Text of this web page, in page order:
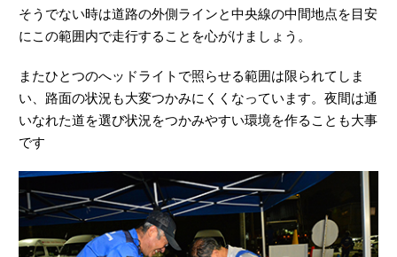
そうでない時は道路の外側ラインと中央線の中間地点を目安
にこの範囲内で走行することを心がけましょう。
またひとつのへッドライトで照らせる範囲は限られてしま
い、路面の状況も大変つかみにくくなっています。夜間は通
いなれた道を選び状況をつかみやすい環境を作ることも大事
です